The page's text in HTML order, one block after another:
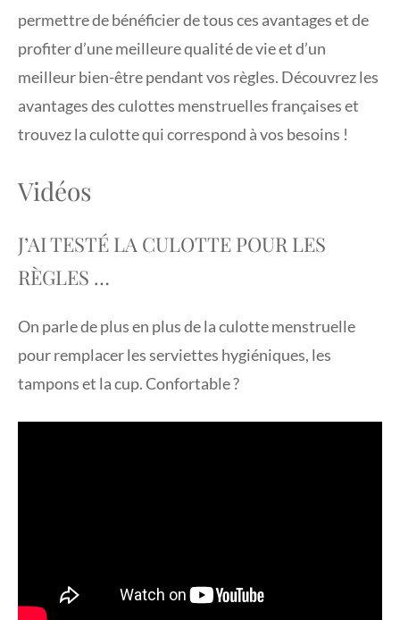
permettre de bénéficier de tous ces avantages et de
profiter d’une meilleure qualité de vie et d’un
meilleur bien-être pendant vos règles. Découvrez les
avantages des culottes menstruelles françaises et
trouvez la culotte qui correspond à vos besoins !
Vidéos
J’AI TESTÉ LA CULOTTE POUR LES
RÈGLES …
On parle de plus en plus de la culotte menstruelle
pour remplacer les serviettes hygiéniques, les
tampons et la cup. Confortable ?